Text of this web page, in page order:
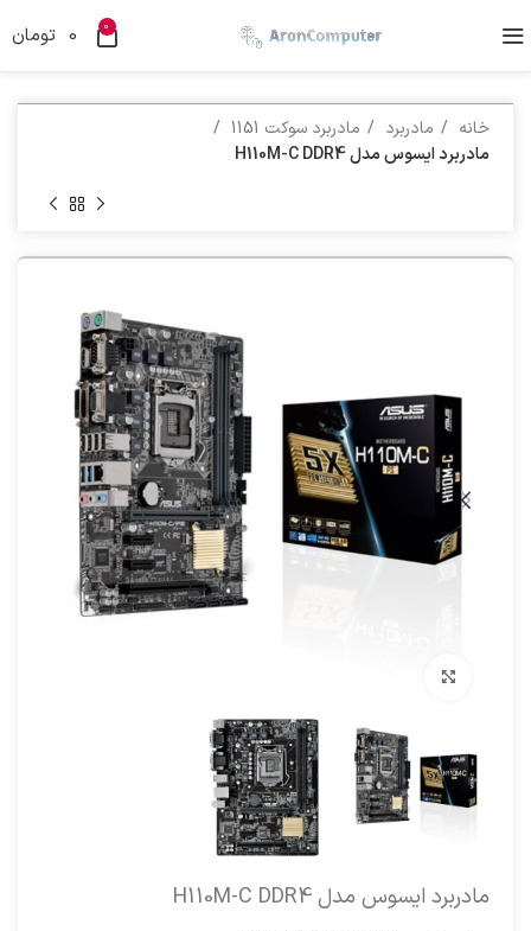
0
0 تومان
خانه مادربرد
مادربرد سوکت 1151
مادربرد ایسوس مدل H110M-C DDR4
مادربرد ایسوس مدل H110M-C DDR4